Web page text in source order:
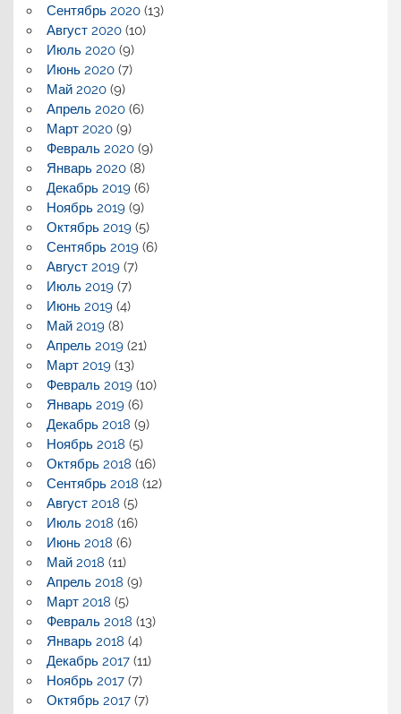
Сентябрь 2020(13)
Август 2020(10)
Июль 2020(9)
Июнь 2020(7)
Май 2020(9)
Апрель 2020(6)
Март 2020(9)
Февраль 2020(9)
Январь 2020(8)
Декабрь 2019(6)
Ноябрь 2019(9)
Октябрь 2019(5)
Сентябрь 2019(6)
Август 2019(7)
Июль 2019(7)
Июнь 2019(4)
Май 2019(8)
Апрель 2019(21)
Март 2019(13)
Февраль 2019(10)
Январь 2019(6)
Декабрь 2018 (9)
Ноябрь 2018 (5)
Октябрь 2018 (16)
Сентябрь 2018 (12)
Август 2018 (5)
Июль 2018 (16)
Июнь 2018 (6)
Май 2018 (11)
Апрель 2018 (9)
Март 2018 (5)
Февраль 2018 (13)
Январь 2018 (4)
Декабрь 2017(11)
Ноябрь 2017(7)
Октябрь 2017(7)